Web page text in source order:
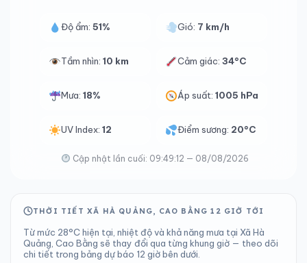
Độ ẩm: 51% Gió: 7 km/h
Tầm nhìn: 10 km Cảm giác:34°C
Mưa: 18% Áp suất:1005 hPa
UV Index: 12 Điểm sương: 20°C
Cập nhật lần cuối: 09:49:12 — 08/08/2026
THỜI TIẾT XÃ HÀ QUẢNG, CAO BẰNG 12 GIỜ TỚI
Từ mức 28°C hiện tại, nhiệt độ và khả năng mưa tại Xã Hà
Quảng, Cao Bằng sẽ thay đổi qua từng khung giờ — theo dõi
chi tiết trong bảng dự báo 12 giờ bên dưới.